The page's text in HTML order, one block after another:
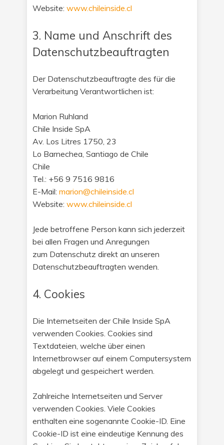
Website: www.chileinside.cl
3. Name und Anschrift des
Datenschutzbeauftragten
Der Datenschutzbeauftragte des für die
Verarbeitung Verantwortlichen ist:
Marion Ruhland
Chile Inside SpA
Av. Los Litres 1750, 23
Lo Barnechea, Santiago de Chile
Chile
Tel.: +56 9 7516 9816
E-Mail: marion@chileinside.cl
Website: www.chileinside.cl
Jede betroffene Person kann sich jederzeit
bei allen Fragen und Anregungen
zum Datenschutz direkt an unseren
Datenschutzbeauftragten wenden.
4. Cookies
Die Internetseiten der Chile Inside SpA
verwenden Cookies. Cookies sind
Textdateien, welche über einen
Internetbrowser auf einem Computersystem
abgelegt und gespeichert werden.
Zahlreiche Internetseiten und Server
verwenden Cookies. Viele Cookies
enthalten eine sogenannte Cookie-ID. Eine
Cookie-ID ist eine eindeutige Kennung des